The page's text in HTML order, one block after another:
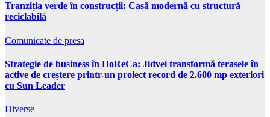
Tranziția verde în construcții: Casă modernă cu structură
reciclabilă
Comunicate de presa
Strategie de business în HoReCa: Jidvei transformă terasele în
active de creștere printr-un proiect record de 2.600 mp exteriori
cu Sun Leader
Diverse